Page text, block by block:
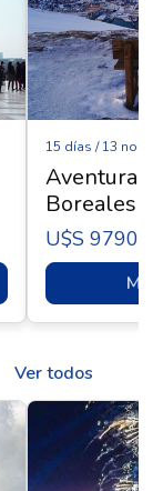
15 días / 13
Aventura
Boreales -
U$s 9790
Ver todos